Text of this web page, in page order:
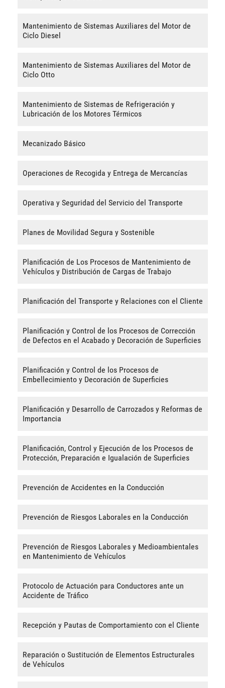
Mantenimiento de Sistemas Auxiliares del Motor de
Ciclo Diesel
Mantenimiento de Sistemas Auxiliares del Motor de
Ciclo Otto
Mantenimiento de Sistemas de Refrigeración y
Lubricación de los Motores Térmicos
Mecanizado Básico
Operaciones de Recogida y Entrega de Mercancías
Operativa y Seguridad del Servicio del Transporte
Planes de Movilidad Segura y Sostenible
Planificación de Los Procesos de Mantenimiento de
Vehículos y Distribución de Cargas de Trabajo
Planificación del Transporte y Relaciones con el Cliente
Planificación y Control de los Procesos de Corrección
de Defectos en el Acabado y Decoración de Superficies
Planificación y Control de los Procesos de
Embellecimiento y Decoración de Superficies
Planificación y Desarrollo de Carrozados y Reformas de
Importancia
Planificación, Control y Ejecución de los Procesos de
Protección, Preparación e Igualación de Superficies
Prevención de Accidentes en la Conducción
Prevención de Riesgos Laborales en la Conducción
Prevención de Riesgos Laborales y Medioambientales
en Mantenimiento de Vehículos
Protocolo de Actuación para Conductores ante un
Accidente de Tráfico
Recepción y Pautas de Comportamiento con el Cliente
Reparación o Sustitución de Elementos Estructurales
de Vehículos